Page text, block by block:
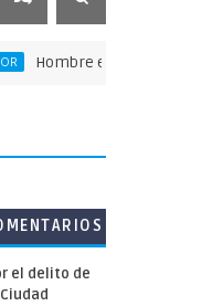
Hombre es capturado por
el delito de